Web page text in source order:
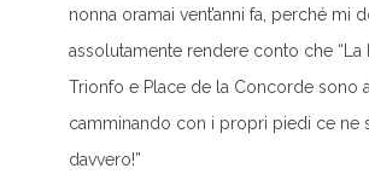
nonna oramai vent’anni fa, perché mi
assolutamente rendere conto che “La
Trionfo e Place de la Concorde sono
camminando con i propri piedi ce ne
davvero!”